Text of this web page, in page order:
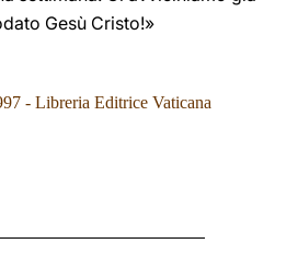
Gesù Cristo!»
- Libreria Editrice Vaticana